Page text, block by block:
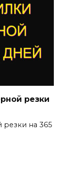
резки
резки на 365